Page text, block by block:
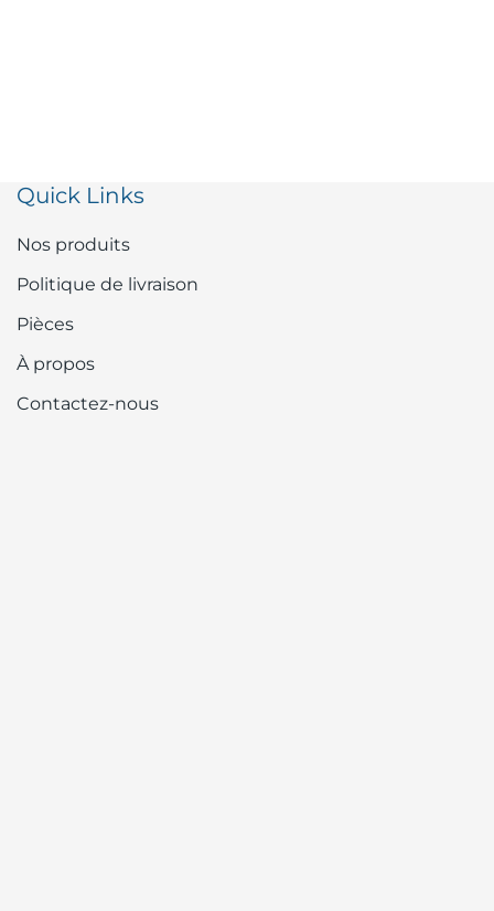
Quick Links
Nos produits
Politique de livraison
Pièces
À propos
Contactez-nous